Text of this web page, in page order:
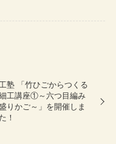
塾 「竹ひごからつくる
工講座①～六つ目編み
りかご～」を開催しま
！